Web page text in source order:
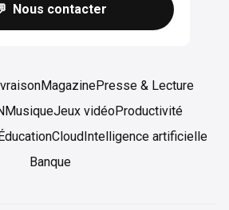
Nous contacter
MagazinePresse & Lecture
MusiqueJeux vidéoProductivité
CloudIntelligence artificielle
Banque